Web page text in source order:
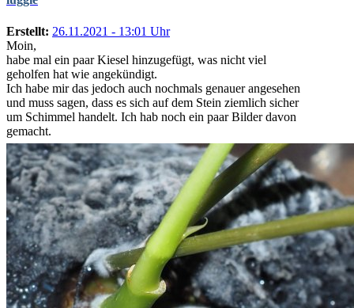
Erstellt: 26.11.2021 - 13:01 Uhr
Moin,
habe mal ein paar Kiesel hinzugefügt, was nicht viel
geholfen hat wie angekündigt.
Ich habe mir das jedoch auch nochmals genauer angesehen
und muss sagen, dass es sich auf dem Stein ziemlich sicher
um Schimmel handelt. Ich hab noch ein paar Bilder davon
gemacht.